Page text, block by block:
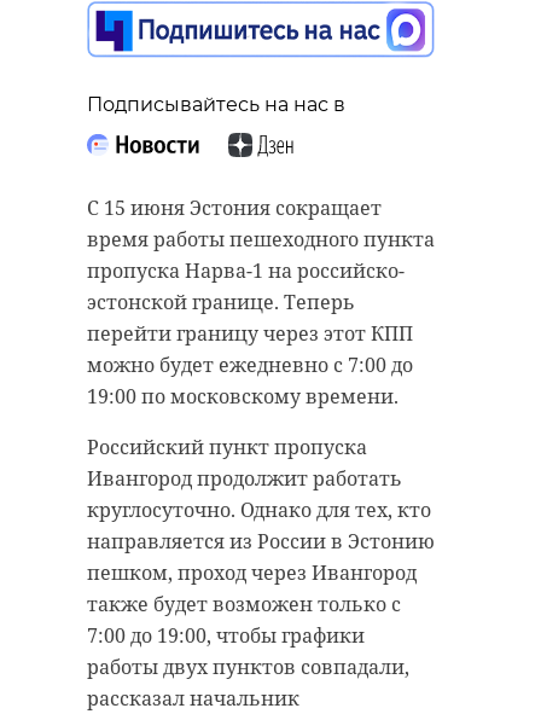
Подписывайтесь на нас в
С 15 июня Эстония сокращает
время работы пешеходного пункта
пропуска Нарва-1 на российско-
эстонской границе. Теперь
перейти границу через этот КПП
можно будет ежедневно с 7:00 до
19:00 по московскому времени.
Российский пункт пропуска
Ивангород продолжит работать
круглосуточно. Однако для тех, кто
направляется из России в Эстонию
пешком, проход через Ивангород
также будет возможен только с
7:00 до 19:00, чтобы графики
работы двух пунктов совпадали,
рассказал начальник
массиве в районе деревни
Хотнежа (Волосовский район
Ленобласти) развернулись
поисковые работы. В чаще
заблудились двое мужчин.
Инцидент произошел в пятницу, 5
июня. На поиски мужчин
отправилась дежурная смена
поисково-спасательного отряда
города Тосно. В тот же вечер
сотрудники АССЛО обнаружили
пострадавших и вывели к их
автомобилю.
Медицинская помощь им не
потребовалась.